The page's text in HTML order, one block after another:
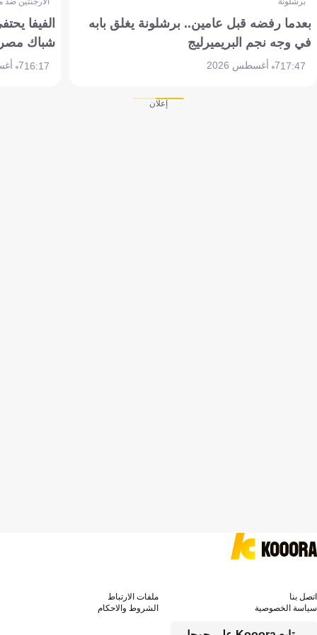
بعدما رفضه قبل عامين.. برشلونة يغلق بابه
في وجه نجم البريميرليج
17:477 أغسطس 2026
الفيفا
شباك
16:177 أغسطس 2026
إعلان
اتصل بنا
ملفات الارتباط
سياسة الخصوصية
الشروط والاحكام